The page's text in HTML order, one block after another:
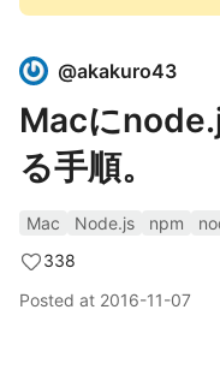
@akakuro43
Macに
る手順。
Mac Node.js npm
338
Posted at 2016-11-07